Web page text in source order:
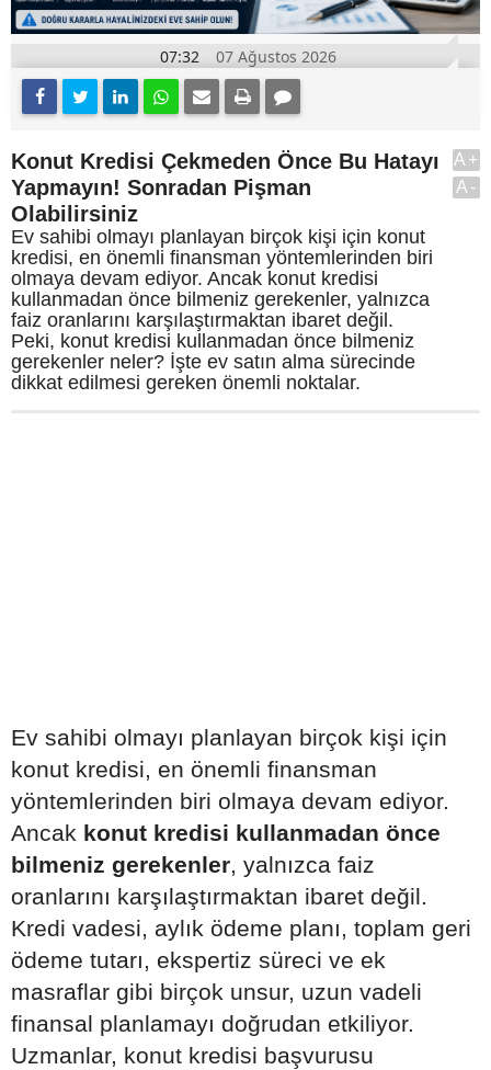
07:32 07 Ağustos 2026
Konut Kredisi Çekmeden Önce Bu Hatayı
Yapmayın! Sonradan Pişman
Olabilirsiniz
Ev sahibi olmayı planlayan birçok kişi için konut
kredisi, en önemli finansman yöntemlerinden biri
olmaya devam ediyor. Ancak konut kredisi
kullanmadan önce bilmeniz gerekenler, yalnızca
faiz oranlarını karşılaştırmaktan ibaret değil.
Peki, konut kredisi kullanmadan önce bilmeniz
gerekenler neler? İşte ev satın alma sürecinde
dikkat edilmesi gereken önemli noktalar.
A+
A-
Ev sahibi olmayı planlayan birçok kişi için
konut kredisi, en önemli finansman
yöntemlerinden biri olmaya devam ediyor.
Ancak konut kredisi kullanmadan önce
bilmeniz gerekenler, yalnızca faiz
oranlarını karşılaştırmaktan ibaret değil.
Kredi vadesi, aylık ödeme planı, toplam geri
ödeme tutarı, ekspertiz süreci ve ek
masraflar gibi birçok unsur, uzun vadeli
finansal planlamayı doğrudan etkiliyor.
Uzmanlar, konut kredisi başvurusu